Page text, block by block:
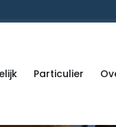
Particulier